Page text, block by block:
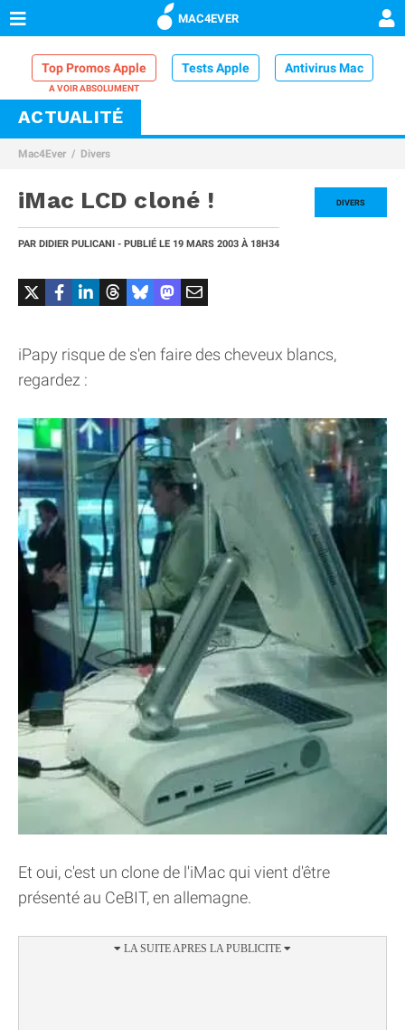
MAC4EVER
Top Promos Apple Tests Apple Antivirus Mac
VPN Mac
Comparatif iPhone
ACTUALITÉ
Mac4Ever Divers
DIVERS
iMac LCD cloné !
PAR DIDIER PULICANI - PUBLIÉ LE 19 MARS 2003 À 18H34
iPapy risque de s'en faire des cheveux blancs,
regardez :
Et oui, c'est un clone de l'iMac qui vient d'être
présenté au CeBIT, en allemagne.